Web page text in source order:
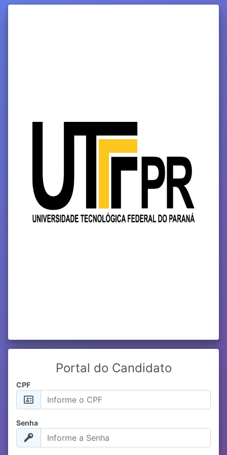
Portal do Candidato
CPF
Senha